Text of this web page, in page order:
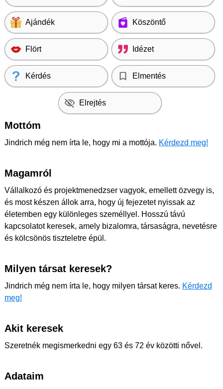
Ajándék Köszöntő
Flört Idézet
Kérdés Elmentés
Elrejtés
Mottóm
Jindrich még nem írta le, hogy mi a mottója. Kérdezd meg!
Magamról
Vállalkozó és projektmenedzser vagyok, emellett özvegy is,
és most készen állok arra, hogy új fejezetet nyissak az
életemben egy különleges személlyel. Hosszú távú
kapcsolatot keresek, amely bizalomra, társaságra, nevetésre
és kölcsönös tiszteletre épül.
Milyen társat keresek?
Jindrich még nem írta le, hogy milyen társat keres. Kérdezd
meg!
Akit keresek
Szeretnék megismerkedni egy 63 és 72 év közötti nővel.
Adataim